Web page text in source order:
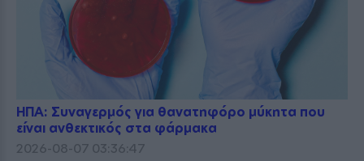
ΗΠΑ: Συναγερμός για θανατηφόρο μύκητα που
είναι ανθεκτικός στα φάρμακα
2026-08-07 03:36:47